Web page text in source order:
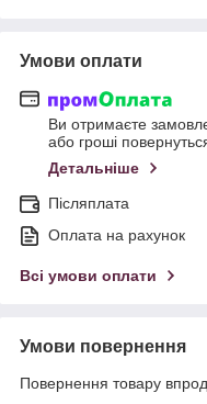
Умови оплати
Ви отримаєте
або гроші
Детальніше
Післяплата
Оплата на рахунок
Всі умови оплати
Умови повернення
Повернення товару